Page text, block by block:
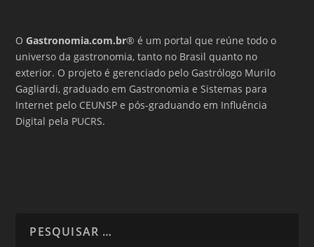
OGastronomia.com.br® é um portal que reúne todo o
universo da gastronomia, tanto no Brasil quanto no
exterior. O projeto é gerenciado pelo Gastrólogo Murilo
Gagliardi, graduado em Gastronomia e Sistemas para
Internet pelo CEUNSP e pós-graduando em Influência
Digital pela PUCRS.